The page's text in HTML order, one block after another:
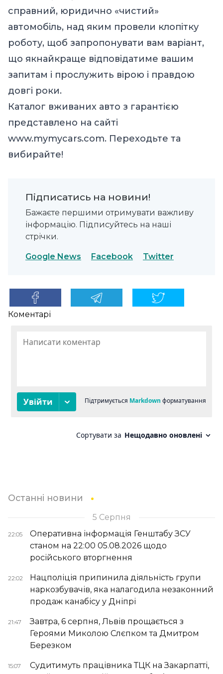
справний, юридично «чистий»
автомобіль, над яким провели клопітку
роботу, щоб запропонувати вам варіант,
що якнайкраще відповідатиме вашим
запитам і прослужить вірою і правдою
довгі роки.
Каталог вживаних авто з гарантією
представлено на сайті
www.mymycars.com. Переходьте та
вибирайте!
Підписатись на новини!
Бажаєте першими отримувати важливу
інформацію. Підписуйтесь на наші
стрічки.
Google News Facebook Twitter
Коментарі
Останні новини
5 Серпня
22:05
Оперативна інформація Генштабу ЗСУ
станом на 22:00 05.08.2026 щодо
російського вторгнення
22:02
Нацполіція припинила діяльність групи
наркозбувачів, яка налагодила незаконний
продаж канабісу у Дніпрі
21:47
Завтра, 6 серпня, Львів прощається з
Героями Миколою Слєпком та Дмитром
Березком
15:07
Судитимуть працівника ТЦК на Закарпатті,